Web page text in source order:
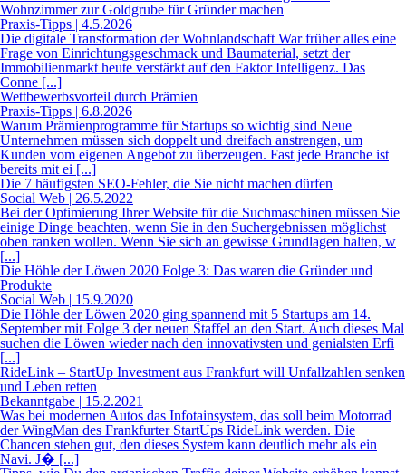
Wohnzimmer zur Goldgrube für Gründer machen
Praxis-Tipps | 4.5.2026
Die digitale Transformation der Wohnlandschaft War früher alles eine
Frage von Einrichtungsgeschmack und Baumaterial, setzt der
Immobilienmarkt heute verstärkt auf den Faktor Intelligenz. Das
Conne [...]
Wettbewerbsvorteil durch Prämien
Praxis-Tipps | 6.8.2026
Warum Prämienprogramme für Startups so wichtig sind Neue
Unternehmen müssen sich doppelt und dreifach anstrengen, um
Kunden vom eigenen Angebot zu überzeugen. Fast jede Branche ist
bereits mit ei [...]
Die 7 häufigsten SEO-Fehler, die Sie nicht machen dürfen
Social Web | 26.5.2022
Bei der Optimierung Ihrer Website für die Suchmaschinen müssen Sie
einige Dinge beachten, wenn Sie in den Suchergebnissen möglichst
oben ranken wollen. Wenn Sie sich an gewisse Grundlagen halten, w
[...]
Die Höhle der Löwen 2020 Folge 3: Das waren die Gründer und
Produkte
Social Web | 15.9.2020
Die Höhle der Löwen 2020 ging spannend mit 5 Startups am 14.
September mit Folge 3 der neuen Staffel an den Start. Auch dieses Mal
suchen die Löwen wieder nach den innovativsten und genialsten Erfi
[...]
RideLink – StartUp Investment aus Frankfurt will Unfallzahlen senken
und Leben retten
Bekanntgabe | 15.2.2021
Was bei modernen Autos das Infotainsystem, das soll beim Motorrad
der WingMan des Frankfurter StartUps RideLink werden. Die
Chancen stehen gut, den dieses System kann deutlich mehr als ein
Navi. J� [...]